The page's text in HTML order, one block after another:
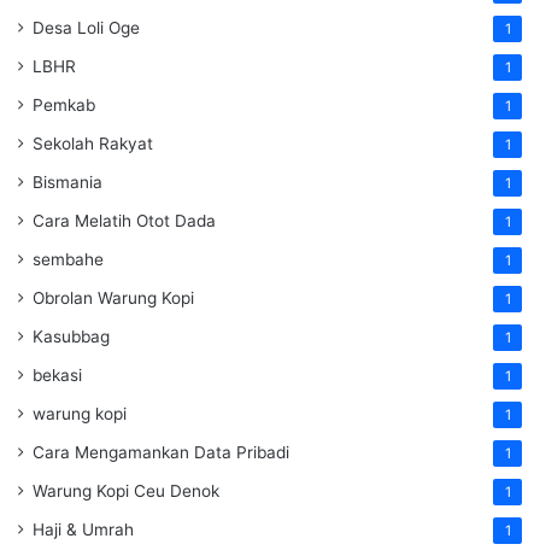
Desa Loli Oge 1
LBHR 1
Pemkab 1
Sekolah Rakyat 1
Bismania 1
Cara Melatih Otot Dada 1
sembahe 1
Obrolan Warung Kopi 1
Kasubbag 1
bekasi 1
warung kopi 1
Cara Mengamankan Data Pribadi 1
Warung Kopi Ceu Denok 1
Haji & Umrah 1